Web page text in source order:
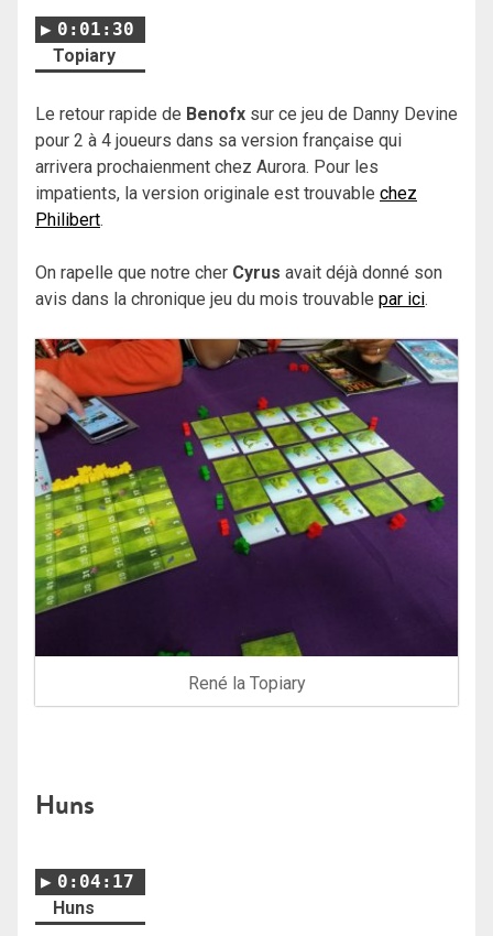
0:01:30
Topiary
Le retour rapide de Benofx sur ce jeu de Danny Devine
pour 2 à 4 joueurs dans sa version française qui
arrivera prochaienment chez Aurora. Pour les
impatients, la version originale est trouvable chez
Philibert.
On rapelle que notre cher Cyrus avait déjà donné son
avis dans la chronique jeu du mois trouvable par ici.
René la Topiary
Huns
0:04:17
Huns